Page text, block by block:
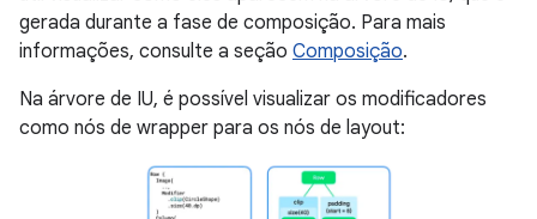
gerada durante a fase de composição. Para mais
informações, consulte a seção Composição.
Na árvore de IU, é possível visualizar os modificadores
como nós de wrapper para os nós de layout: